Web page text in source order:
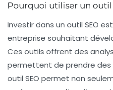
Pourquoi utiliser un outil
Investir dans un outil SEO
entreprise souhaitant
Ces outils offrent des
permettent de prendre des
outil SEO permet non